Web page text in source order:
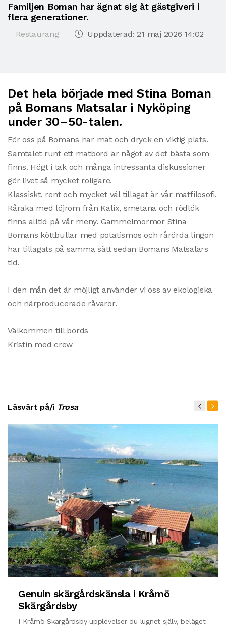
Familjen Boman har ägnat sig åt gästgiveri i
flera generationer.
Restaurang Uppdaterad: 21 maj 2026 14:02
Det hela började med Stina Boman
på Bomans Matsalar i Nyköping
under 30–50-talen.
För oss på Bomans har mat och dryck en viktig plats.
Samtalet runt ett matbord är något av det bästa som
finns. Högt i tak och många intressanta diskussioner
gör livet så mycket roligare.
Klassiskt, rent och mycket väl tillagat är vår matfilosofi.
Råraka med löjrom från Kalix, smetana och rödlök
finns alltid på vår meny. Gammelmormor Stina
Bomans köttbullar med potatismos och rårörda lingon
har tillagats på samma sätt sedan Bomans Matsalars
tid.
I den mån det är möjligt använder vi oss av ekologiska
och närproducerade råvaror.
Välkommen till bords
Kristin med crew
Läsvärt på/i Trosa
Genuin skärgårdskänsla i Kråmö
Skärgårdsby
I Kråmö Skärgårdsby upplevelser du lugnet själv, beläget